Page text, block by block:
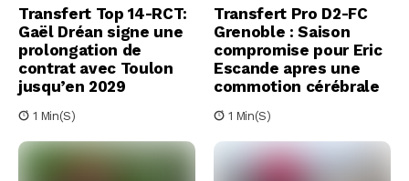
Transfert Top 14-RCT:
Gaël Dréan signe une
prolongation de
contrat avec Toulon
jusqu’en 2029
1 Min(s)
Transfert Pro D2-FC
Grenoble : Saison
compromise pour Eric
Escande apres une
commotion cérébrale
1 Min(s)